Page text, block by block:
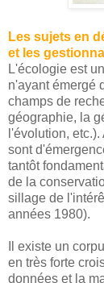
Les sujets en
et les
L'écologie est
n'ayant émergé
champs de
géographie, la
l'évolution,
sont
tantôt
de la
sillage de
années 1980).
Il existe un
en très forte
données et la